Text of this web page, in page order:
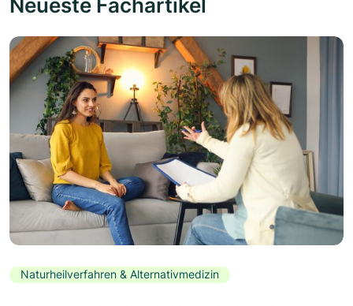
Naturheilverfahren & Alternativmedizin